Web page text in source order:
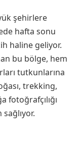
şehirlere
hafta sonu
haline geliyor.
bu bölge, hem
tutkunlarına
trekking,
fotoğrafçılığı